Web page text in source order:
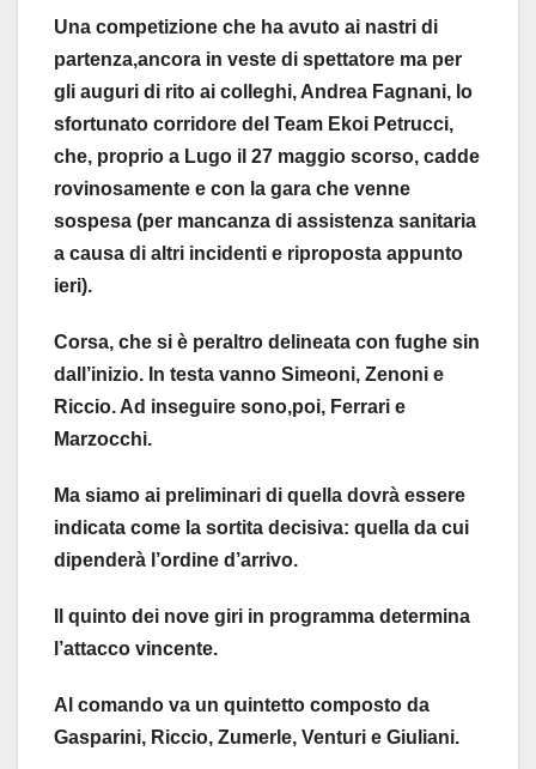
Una competizione che ha avuto ai nastri di
partenza,ancora in veste di spettatore ma per
gli auguri di rito ai colleghi, Andrea Fagnani, lo
sfortunato corridore del Team Ekoi Petrucci,
che, proprio a Lugo il 27 maggio scorso, cadde
rovinosamente e con la gara che venne
sospesa (per mancanza di assistenza sanitaria
a causa di altri incidenti e riproposta appunto
ieri).
Corsa, che si è peraltro delineata con fughe sin
dall’inizio. In testa vanno Simeoni, Zenoni e
Riccio. Ad inseguire sono,poi, Ferrari e
Marzocchi.
Ma siamo ai preliminari di quella dovrà essere
indicata come la sortita decisiva: quella da cui
dipenderà l’ordine d’arrivo.
Il quinto dei nove giri in programma determina
l’attacco vincente.
Al comando va un quintetto composto da
Gasparini, Riccio, Zumerle, Venturi e Giuliani.